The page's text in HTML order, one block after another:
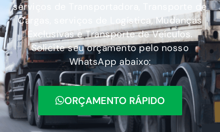
serviços de Transportadora, Transporte de
Cargas, serviços de Logística, Mudanças
Exclusivas e Transporte de Veículos.
Solicite seu orçamento pelo nosso
WhatsApp abaixo:
ORÇAMENTO RÁPIDO